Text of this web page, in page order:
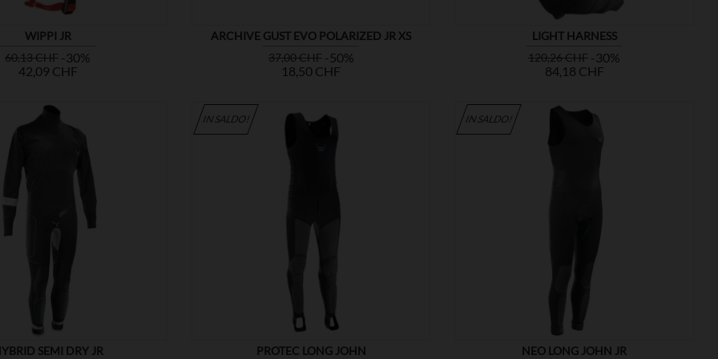
WIPPI JR
Prezzo
base
60,13 CHF -30%
42,09 CHF
ARCHIVE GUST EVO POLARIZED JR XS
Prezzo
base
37,00 CHF -50%Prezzo
18,50 CHF
LIGHT HARNESS
Prezzo
base
120,26 CHF -30%
84,18 CHF
SEMI DRY JR

IN SALDO!
PROTEC LONG JOHN
IN SALDO!
NEO LONG JOHN JR